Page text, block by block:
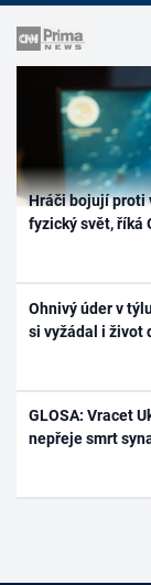
Hráči bojují proti
fyzický svět, říká
Ohnivý úder v
si vyžádal i život
GLOSA: Vracet
nepřeje smrt